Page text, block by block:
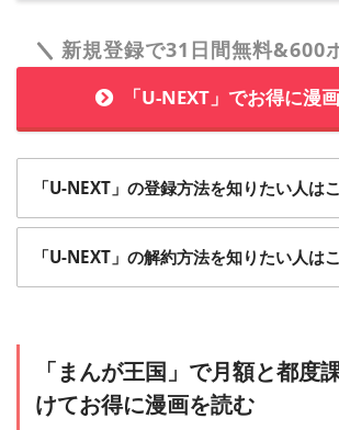
新規登録で31日間無料&600
「U-NEXT」でお得に漫
「U-NEXT」の登録方法を知りたい人は
1
「U-NEXT」の解約方法を知りたい人は
更」をクリックします
「まんが王国」で月額と都度
けてお得に漫画を読む